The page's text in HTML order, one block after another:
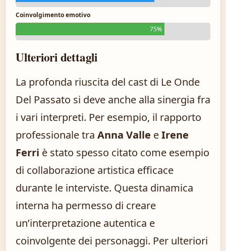
Coinvolgimento emotivo
75%
Ulteriori dettagli
La profonda riuscita del cast di Le Onde
Del Passato si deve anche alla sinergia fra
i vari interpreti. Per esempio, il rapporto
professionale tra Anna Valle eIrene
Ferri è stato spesso citato come esempio
di collaborazione artistica efficace
durante le interviste. Questa dinamica
interna ha permesso di creare
un’interpretazione autentica e
coinvolgente dei personaggi. Per ulteriori